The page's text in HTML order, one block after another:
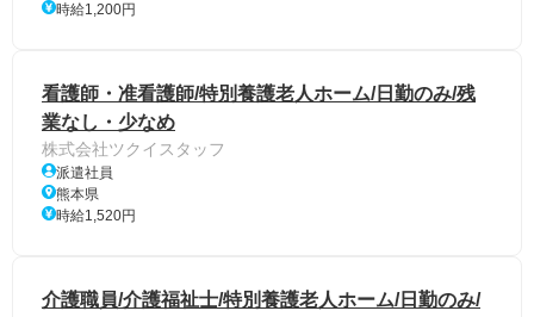
時給1,200円
看護師・准看護師/特別養護老人ホーム/日勤のみ/残
業なし・少なめ
株式会社ツクイスタッフ
派遣社員
熊本県
時給1,520円
介護職員/介護福祉士/特別養護老人ホーム/日勤のみ/